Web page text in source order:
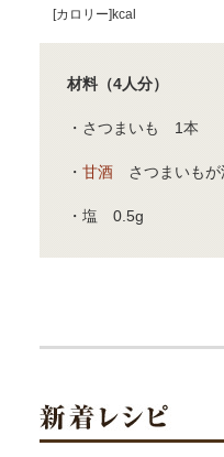
[カロリー]kcal
材料（4人分）
・さつまいも 1本
・ 甘酒 さつまいもが
・塩 0.5g